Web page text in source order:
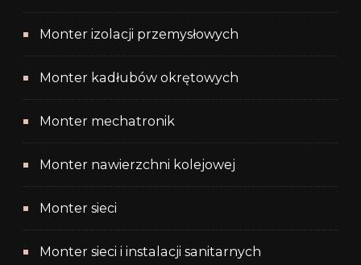
Monter izolacji przemysłowych
Monter kadłubów okrętowych
Monter mechatronik
Monter nawierzchni kolejowej
Monter sieci
Monter sieci i instalacji sanitarnych